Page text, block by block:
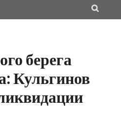
берега
Кульгинов